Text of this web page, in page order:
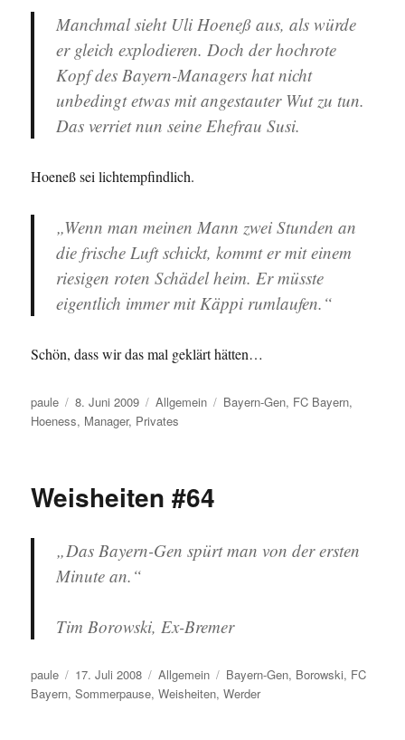
Manchmal sieht Uli Hoeneß aus, als würde
er gleich explodieren. Doch der hochrote
Kopf des Bayern-Managers hat nicht
unbedingt etwas mit angestauter Wut zu tun.
Das verriet nun seine Ehefrau Susi.
Hoeneß sei lichtempfindlich.
„Wenn man meinen Mann zwei Stunden an
die frische Luft schickt, kommt er mit einem
riesigen roten Schädel heim. Er müsste
eigentlich immer mit Käppi rumlaufen.“
Schön, dass wir das mal geklärt hätten…
Autor
paule
Veröffentlicht
am
8. Juni 2009 Kategorien
Allgemein Schlagwörter
Bayern-Gen, FC Bayern,
Hoeness, Manager, Privates
Weisheiten #64
„Das Bayern-Gen spürt man von der ersten
Minute an.“
Tim Borowski, Ex-Bremer
Autor
paule
Veröffentlicht
am
17. Juli 2008 Kategorien
Allgemein Schlagwörter
Bayern-Gen, Borowski, FC
Bayern,Sommerpause,Weisheiten,Werder